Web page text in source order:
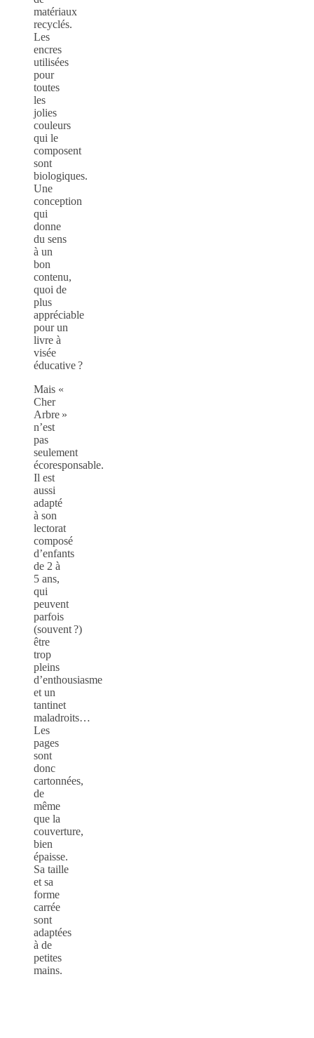
matériaux
recyclés.
Les
encres
utilisées
pour
toutes
les
jolies
couleurs
qui le
composent
sont
biologiques.
Une
conception
qui
donne
du sens
à un
bon
contenu,
quoi de
plus
appréciable
pour un
livre à
visée
éducative ?
Mais «
Cher
Arbre »
n’est
pas
seulement
écoresponsable.
Il est
aussi
adapté
à son
lectorat
composé
d’enfants
de 2 à
5 ans,
qui
peuvent
parfois
(souvent ?)
être
trop
pleins
d’enthousiasme
et un
tantinet
maladroits…
Les
pages
sont
donc
cartonnées,
de
même
que la
couverture,
bien
épaisse.
Sa taille
et sa
forme
carrée
sont
adaptées
à de
petites
mains.